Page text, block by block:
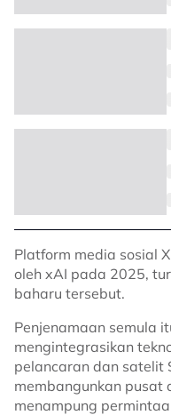
Platform media sosial
oleh xAI pada 2025,
baharu tersebut.
Penjenamaan semula
mengintegrasikan
pelancaran dan satelit
membangunkan pusat
menampung